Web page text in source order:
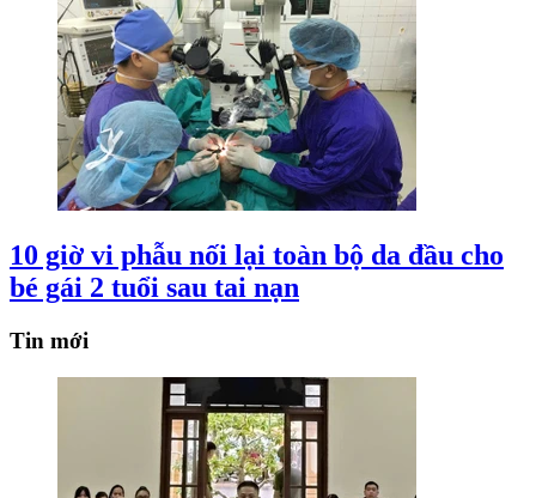
10 giờ vi phẫu nối lại toàn bộ da đầu cho
bé gái 2 tuổi sau tai nạn
Tin mới